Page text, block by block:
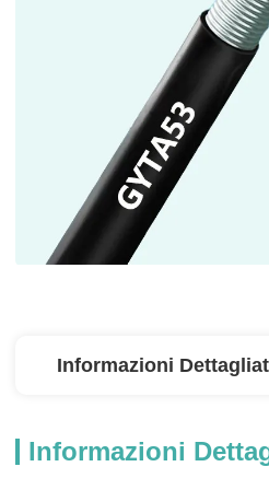
Informazioni
Informazioni